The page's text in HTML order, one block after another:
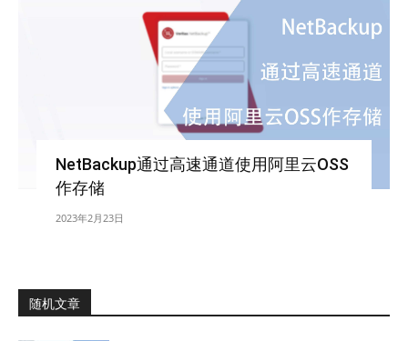
NetBackup通过高速通道使用阿里云OSS
作存储
2023年2月23日
随机文章